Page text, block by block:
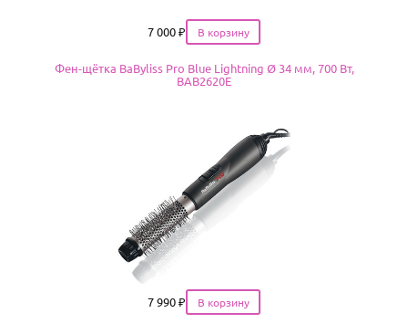
Цена
7 000 ₽
Фен-щётка BaByliss Pro Blue Lightning Ø 34 мм, 700 Вт,
BAB2620E
Цена
7 990 ₽